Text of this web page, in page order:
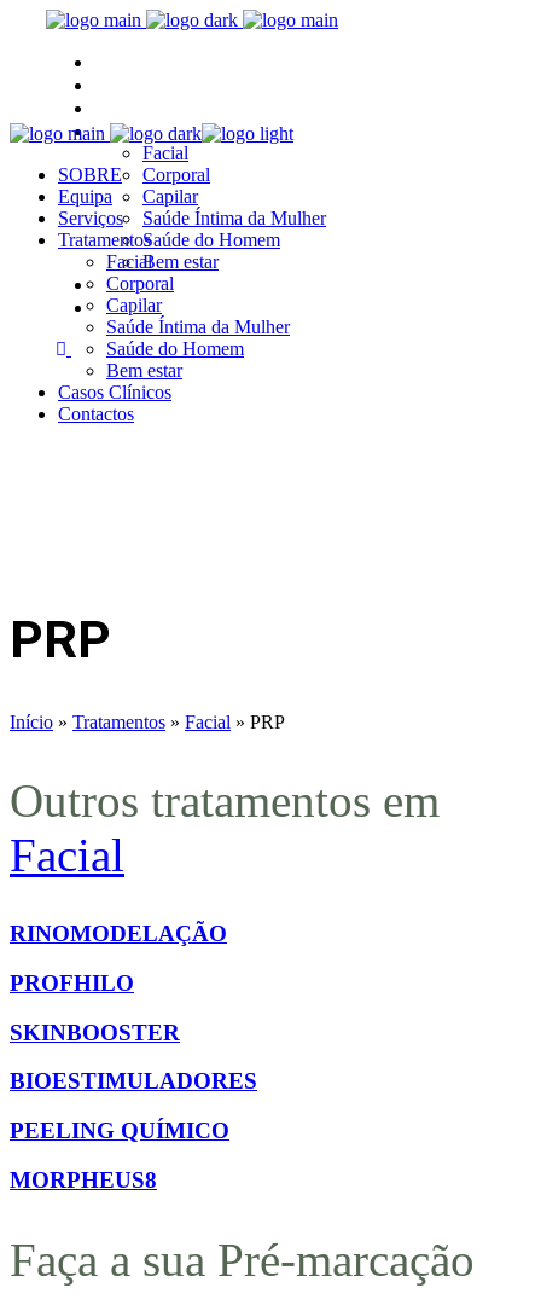
Tratamentos
Facial
Corporal
Capilar
Saúde Íntima da Mulher
Saúde do Homem
Bem estar
Casos Clínicos
Contactos
SOBRE
Equipa
Serviços
Tratamentos
Facial
Corporal
Capilar
Saúde Íntima da Mulher
Saúde do Homem
Bem estar
Casos Clínicos
Contactos
PRP
Início » Tratamentos » Facial » PRP
Outros tratamentos em
Facial
RINOMODELAÇÃO
PROFHILO
SKINBOOSTER
BIOESTIMULADORES
PEELING QUÍMICO
MORPHEUS8
Faça a sua Pré-marcação